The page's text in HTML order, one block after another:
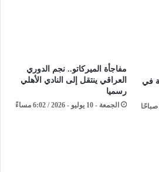
في
مفاجأة الميركاتو.. نجم الدوري
العراقي ينتقل إلى النادي الأهلي
رسميا
الجمعة - 10 يوليو - 2026 / 6:02 مساءً